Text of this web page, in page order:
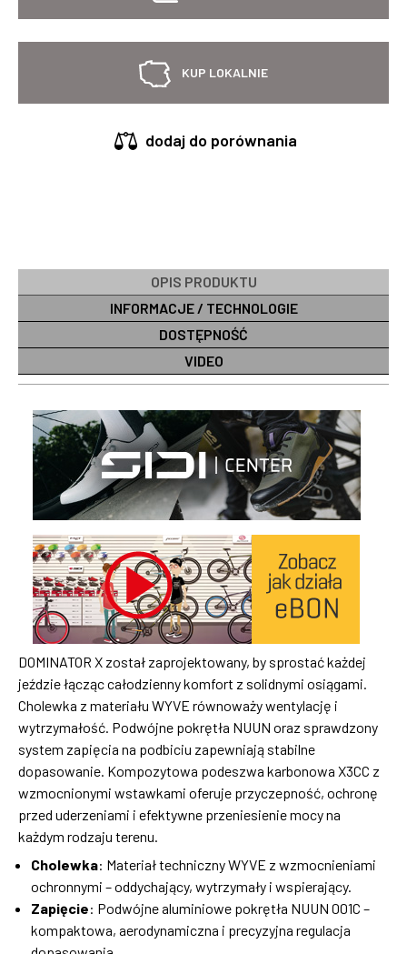
KUP LOKALNIE
dodaj do porównania
OPIS PRODUKTU
INFORMACJE / TECHNOLOGIE
DOSTĘPNOŚĆ
VIDEO
DOMINATOR X został zaprojektowany, by sprostać każdej
jeździe łącząc całodzienny komfort z solidnymi osiągami.
Cholewka z materiału WYVE równoważy wentylację i
wytrzymałość. Podwójne pokrętła NUUN oraz sprawdzony
system zapięcia na podbiciu zapewniają stabilne
dopasowanie. Kompozytowa podeszwa karbonowa X3CC z
wzmocnionymi wstawkami oferuje przyczepność, ochronę
przed uderzeniami i efektywne przeniesienie mocy na
każdym rodzaju terenu.
Cholewka: Materiał techniczny WYVE z wzmocnieniami
ochronnymi – oddychający, wytrzymały i wspierający.
Zapięcie: Podwójne aluminiowe pokrętła NUUN 001C –
kompaktowa, aerodynamiczna i precyzyjna regulacja